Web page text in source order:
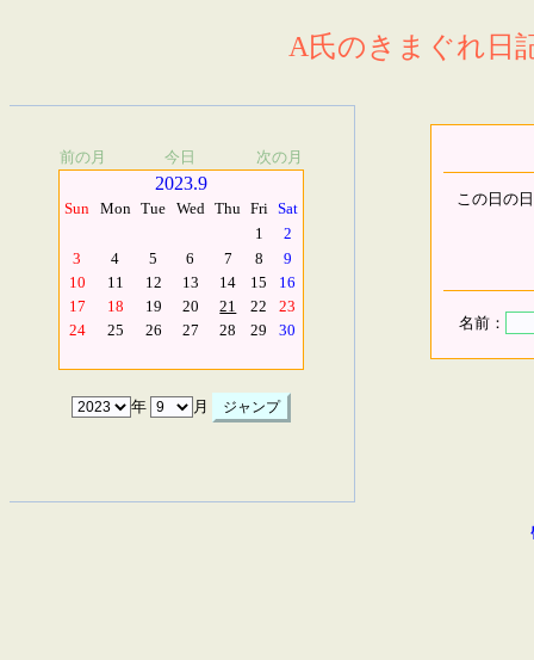
A氏のきまぐれ日
前の月 今日 次の月
2023.9
Sun Mon Tue Wed Thu Fri Sat
1
2
3
4 5 6 7 8
9
10
11 12 13 14 15
16
17
18 19 20 21 22
23
24
25 26 27 28 29 30
年 月
この日の
名前：